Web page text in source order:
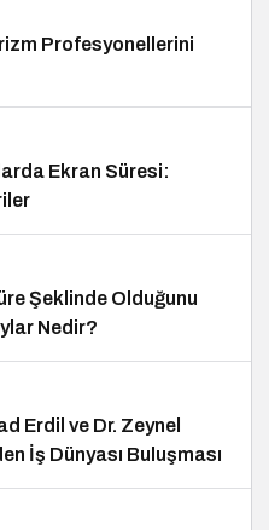
Profesyonellerini
Ekran Süresi:
Şeklinde Olduğunu
Nedir?
Erdil ve Dr. Zeynel
İş Dünyası Buluşması